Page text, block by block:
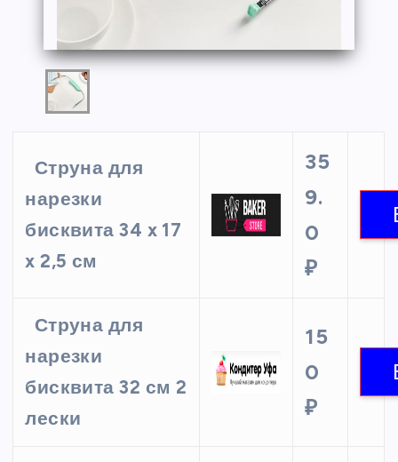
Струна для
нарезки
бисквита 34 x 17
x 2,5 см
35
9.
0
₽
Струна для
нарезки
бисквита 32 см 2
лески
15
0
₽